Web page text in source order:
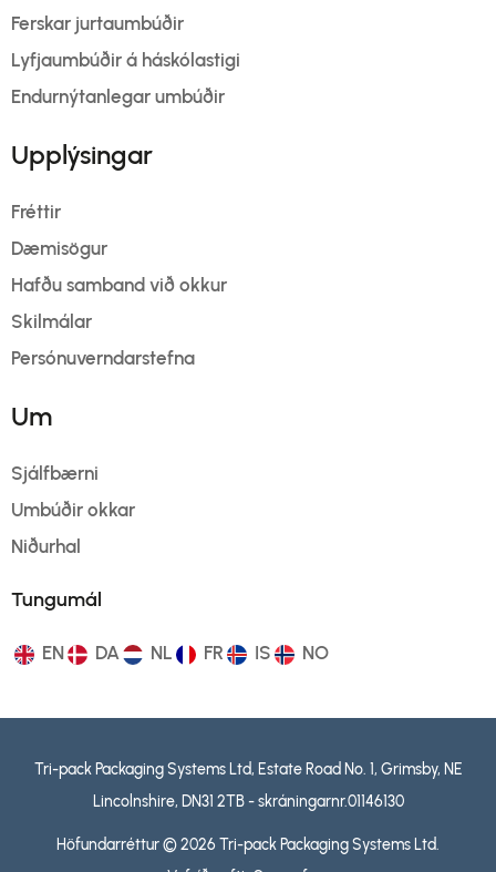
Ferskar jurtaumbúðir
Lyfjaumbúðir á háskólastigi
Endurnýtanlegar umbúðir
Upplýsingar
Fréttir
Dæmisögur
Hafðu samband við okkur
Skilmálar
Persónuverndarstefna
Um
Sjálfbærni
Umbúðir okkar
Niðurhal
Tungumál
EN DA NL FR IS NO
Tri-pack Packaging Systems Ltd, Estate Road No. 1, Grimsby, NE
Lincolnshire, DN31 2TB - skráningarnr.01146130
Höfundarréttur © 2026 Tri-pack Packaging Systems Ltd.